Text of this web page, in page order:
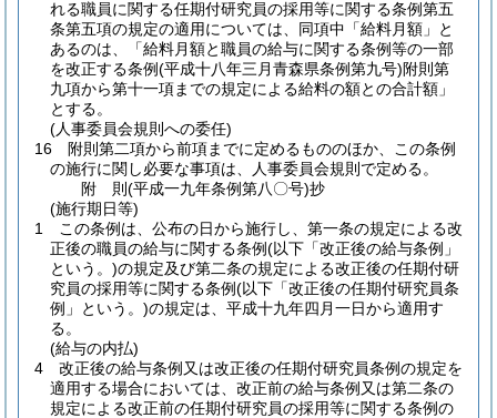
れる職員に関する任期付研究員の採用等に関する条例第五
条第五項の規定の適用については、同項中「給料月額」と
あるのは、「給料月額と職員の給与に関する条例等の一部
を改正する条例(平成十八年三月青森県条例第九号)附則第
九項から第十一項までの規定による給料の額との合計額」
とする。
(人事委員会規則への委任)
16
附則第二項から前項までに定めるもののほか、この条例
の施行に関し必要な事項は、人事委員会規則で定める。
附 則(平成一九年条例第八〇号)抄
(施行期日等)
1
この条例は、公布の日から施行し、第一条の規定による改
正後の職員の給与に関する条例(以下「改正後の給与条例」
という。)の規定及び第二条の規定による改正後の任期付研
究員の採用等に関する条例(以下「改正後の任期付研究員条
例」という。)の規定は、平成十九年四月一日から適用す
る。
(給与の内払)
4
改正後の給与条例又は改正後の任期付研究員条例の規定を
適用する場合においては、改正前の給与条例又は第二条の
規定による改正前の任期付研究員の採用等に関する条例の